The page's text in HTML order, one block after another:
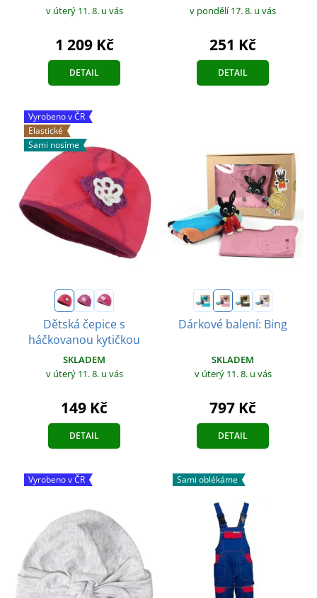
v úterý 11. 8. u vás
1 209 Kč
DETAIL
v pondělí 17. 8. u vás
251 Kč
DETAIL
Vyrobeno v ČR
Elastické
Sami nosíme
Dětská čepice s
háčkovanou kytičkou
SKLADEM
v úterý 11. 8. u vás
149 Kč
DETAIL
Dárkové balení: Bing
SKLADEM
v úterý 11. 8. u vás
797 Kč
DETAIL
Vyrobeno v ČR Sami oblékáme